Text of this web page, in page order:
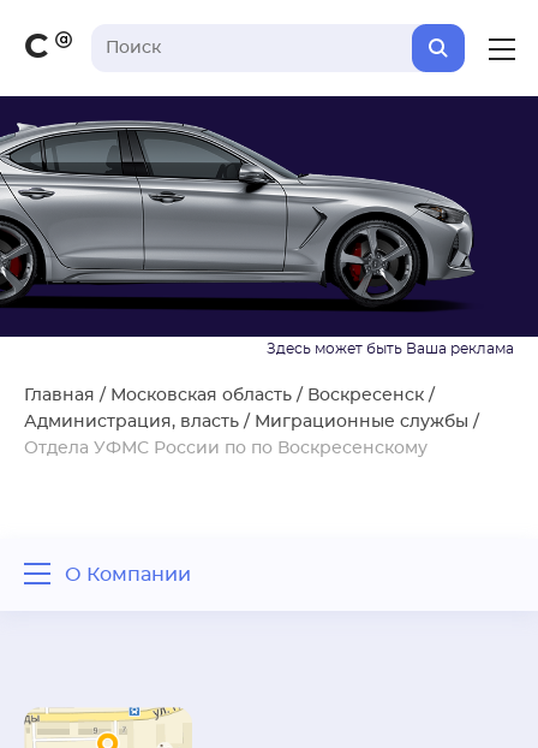
С
Главная / Московская область / Воскресенск /
Администрация, власть / Миграционные службы /
Отдела УФМС России по по Воскресенскому
О Компании
Похожие рядом